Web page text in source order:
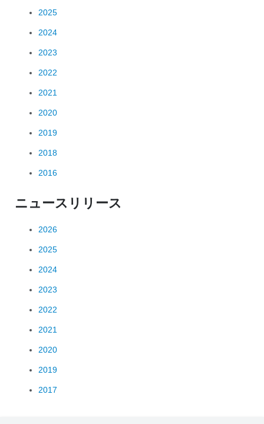
2025
2024
2023
2022
2021
2020
2019
2018
2016
ニュースリリース
2026
2025
2024
2023
2022
2021
2020
2019
2017